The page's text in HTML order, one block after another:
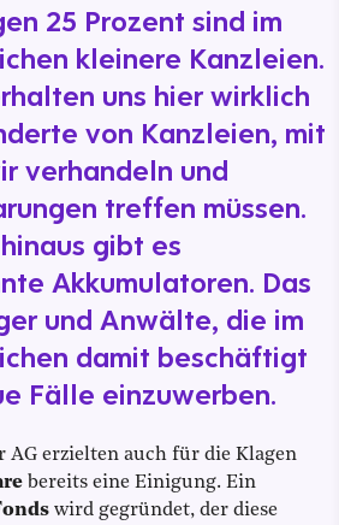
25 Prozent sind im
kleinere Kanzleien.
uns hier wirklich
von Kanzleien, mit
verhandeln und
treffen müssen.
gibt es
Akkumulatoren. Das
und Anwälte, die im
damit beschäftigt
Fälle einzuwerben.
AG erzielten auch für die Klagen
bereits eine Einigung. Ein
wird gegründet, der diese